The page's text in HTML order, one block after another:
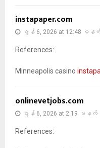
instapaper.com
ဇွန် 6, 2026 at 12:48 မန
References:
Minneapolis casino
onlinevetjobs.com
ဇွန် 6, 2026 at 2:19 မနက်
References: